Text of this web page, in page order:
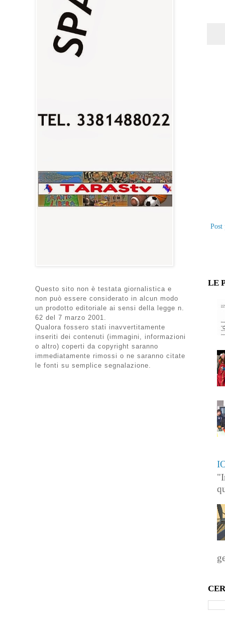
Post
LE
Questo sito non è testata giornalistica e
non può essere considerato in alcun modo
un prodotto editoriale ai sensi della legge n.
62 del 7 marzo 2001.
Qualora fossero stati inavvertitamente
inseriti dei contenuti (immagini, informazioni
o altro) coperti da copyright saranno
immediatamente rimossi o ne saranno citate
le fonti su semplice segnalazione.